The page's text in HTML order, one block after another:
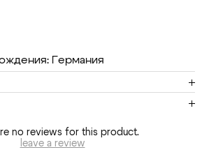
Германия
no reviews for this product.
leave a review